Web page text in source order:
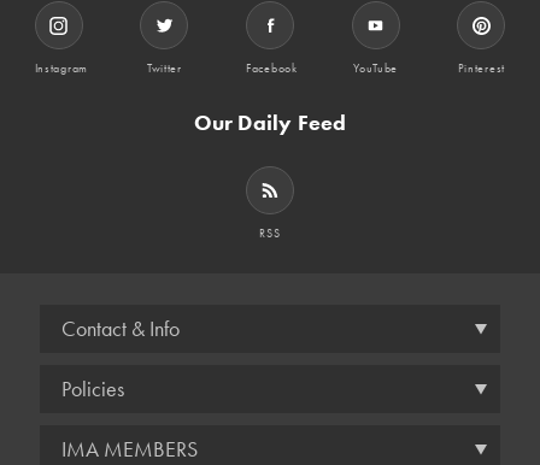
Instagram Twitter Facebook YouTube Pinterest
Our Daily Feed
RSS
Contact & Info
Policies
IMA MEMBERS